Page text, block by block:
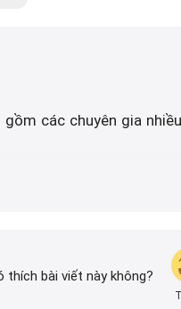
các chuyên gia
vấn DailyXe là đảm
thích bài viết này không?